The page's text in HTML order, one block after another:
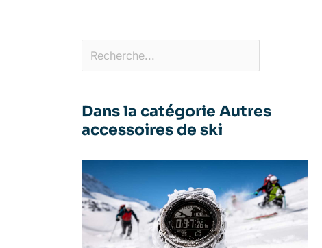
Dans la catégorie Autres
accessoires de ski